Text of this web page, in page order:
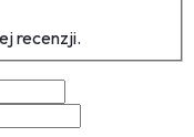
recenzji.